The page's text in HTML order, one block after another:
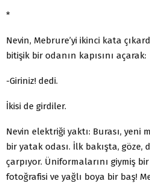
*
Nevin, Mebrure’yi ikinci kata
bitişik bir odanın kapısını açarak:
-Giriniz! dedi.
İkisi de girdiler.
Nevin elektriği yaktı: Burası, yeni
bir yatak odası. İlk bakışta, göze,
çarpıyor. Üniformalarını giymiş
fotoğrafisi ve yağlı boya bir baş!